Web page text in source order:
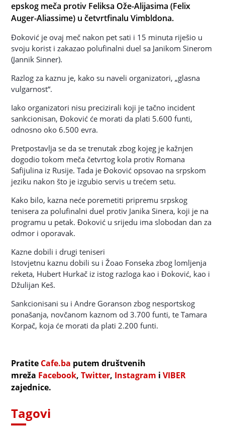
epskog meča protiv Feliksa Ože-Alijasima (Felix
Auger-Aliassime) u četvrtfinalu Vimbldona.
Đoković je ovaj meč nakon pet sati i 15 minuta riješio u
svoju korist i zakazao polufinalni duel sa Janikom Sinerom
(Jannik Sinner).
Razlog za kaznu je, kako su naveli organizatori, „glasna
vulgarnost“.
Iako organizatori nisu precizirali koji je tačno incident
sankcionisan, Đoković će morati da plati 5.600 funti,
odnosno oko 6.500 evra.
Pretpostavlja se da se trenutak zbog kojeg je kažnjen
dogodio tokom meča četvrtog kola protiv Romana
Safijulina iz Rusije. Tada je Đoković opsovao na srpskom
jeziku nakon što je izgubio servis u trećem setu.
Kako bilo, kazna neće poremetiti pripremu srpskog
tenisera za polufinalni duel protiv Janika Sinera, koji je na
programu u petak. Đoković u srijedu ima slobodan dan za
odmor i oporavak.
Kazne dobili i drugi teniseri
Istovjetnu kaznu dobili su i Žoao Fonseka zbog lomljenja
reketa, Hubert Hurkač iz istog razloga kao i Đoković, kao i
Džulijan Keš.
Sankcionisani su i Andre Goranson zbog nesportskog
ponašanja, novčanom kaznom od 3.700 funti, te Tamara
Korpač, koja će morati da plati 2.200 funti.
Pratite Cafe.ba putem društvenih
mreža Facebook,Twitter, Instagram iVIBER
zajednice.
Tagovi